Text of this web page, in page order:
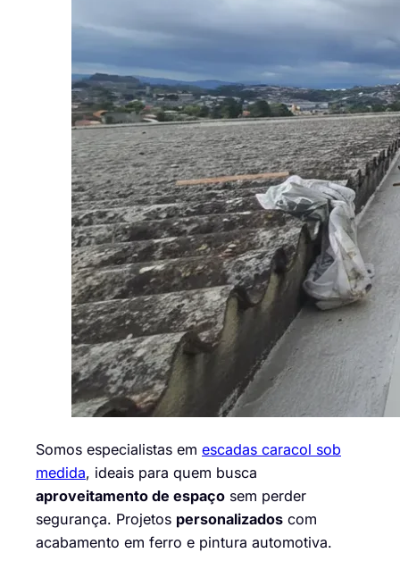
Somos especialistas em escadas caracol sob
medida, ideais para quem busca
aproveitamento de espaço sem perder
segurança. Projetos personalizados com
acabamento em ferro e pintura automotiva.